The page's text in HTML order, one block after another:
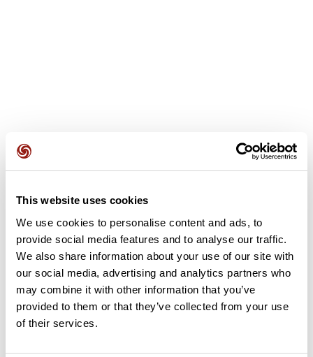
This website uses cookies
We use cookies to personalise content and ads, to
provide social media features and to analyse our traffic.
We also share information about your use of our site with
our social media, advertising and analytics partners who
may combine it with other information that you’ve
provided to them or that they’ve collected from your use
of their services.
Ajouter un avis
Découvrez ce parcours de vélo de 64,4 km à proximité de